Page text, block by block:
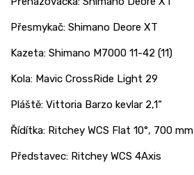
Přesmykač: Shimano Deore XT
Kazeta: Shimano M7000 11-42 (11)
Kola: Mavic CrossRide Light 29
Pláště: Vittoria Barzo kevlar 2,1“
Řídítka: Ritchey WCS Flat 10°, 700 mm
Představec: Ritchey WCS 4Axis